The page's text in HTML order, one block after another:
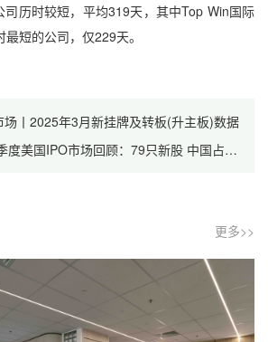
历时较短，平均319天，其中Top Win国际
短的公司，仅229天。
场丨2025年3月新挂牌及转板(升主板)数据
下一篇：2025年一季度美国IPO市场回顾：79只新股 中国占35%
更多>>